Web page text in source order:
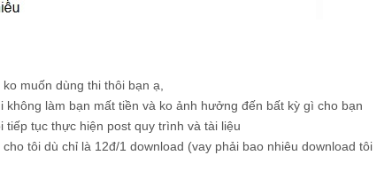
muốn dùng thi thôi bạn ạ,
không làm bạn mất tiền và ko ảnh hưởng đến bất kỳ gì cho bạn
tục thực hiện post quy trình và tài liệu
tôi dù chỉ là 12đ/1 download (vay phải bao nhiêu download tôi